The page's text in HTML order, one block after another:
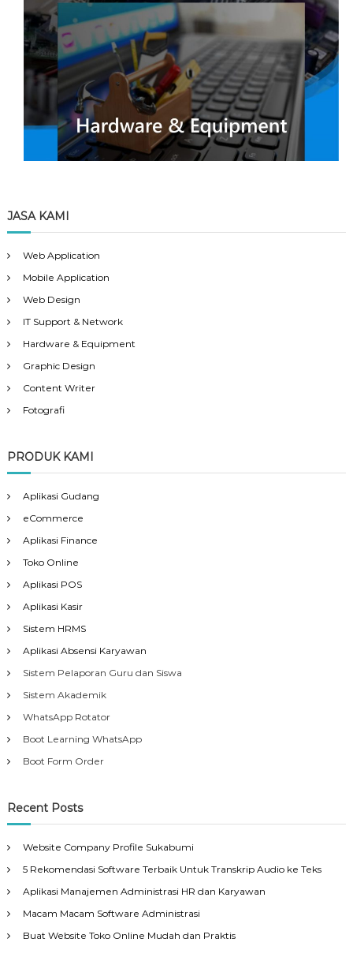
JASA KAMI
Web Application
Mobile Application
Web Design
IT Support & Network
Hardware & Equipment
Graphic Design
Content Writer
Fotografi
PRODUK KAMI
Aplikasi Gudang
eCommerce
Aplikasi Finance
Toko Online
Aplikasi POS
Aplikasi Kasir
Sistem HRMS
Aplikasi Absensi Karyawan
Sistem Pelaporan Guru dan Siswa
Sistem Akademik
WhatsApp Rotator
Boot Learning WhatsApp
Boot Form Order
Recent Posts
Website Company Profile Sukabumi
5 Rekomendasi Software Terbaik Untuk Transkrip Audio ke Teks
Aplikasi Manajemen Administrasi HR dan Karyawan
Macam Macam Software Administrasi
Buat Website Toko Online Mudah dan Praktis